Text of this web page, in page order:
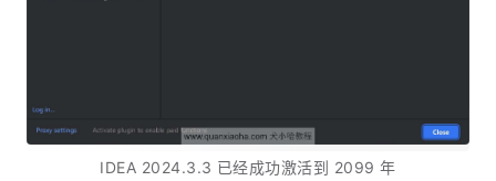
IDEA 2024.3.3 已经成功激活到 2099 年